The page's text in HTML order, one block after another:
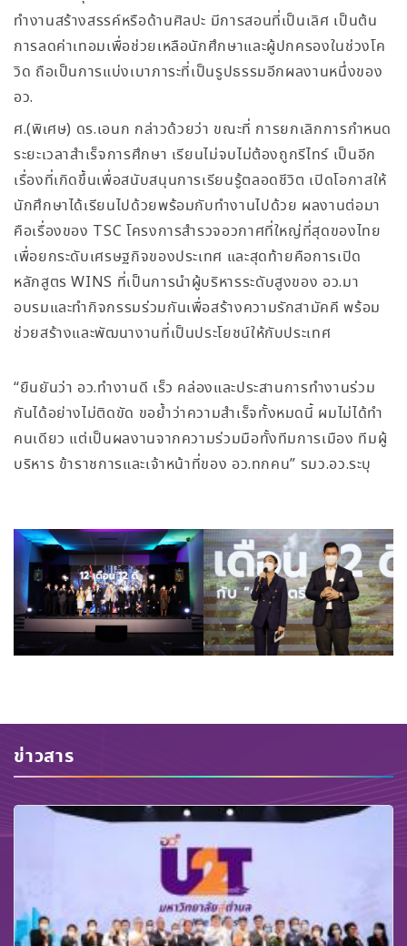
ทำงานสร้างสรรค์หรือด้านศิลปะ มีการสอนที่เป็นเลิศ เป็นต้น
การลดค่าเทอมเพื่อช่วยเหลือนักศึกษาและผู้ปกครองในช่วงโค
วิด ถือเป็นการแบ่งเบาภาระที่เป็นรูปธรรมอีกผลงานหนึ่งของ
อว.
ศ.(พิเศษ) ดร.เอนก กล่าวด้วยว่า ขณะที่ การยกเลิกการกำหนด
ระยะเวลาสำเร็จการศึกษา เรียนไม่จบไม่ต้องถูกรีไทร์ เป็นอีก
เรื่องที่เกิดขึ้นเพื่อสนับสนุนการเรียนรู้ตลอดชีวิต เปิดโอกาสให้
นักศึกษาได้เรียนไปด้วยพร้อมกับทำงานไปด้วย ผลงานต่อมา
คือเรื่องของ TSC โครงการสำรวจอวกาศที่ใหญ่ที่สุดของไทย
เพื่อยกระดับเศรษฐกิจของประเทศ และสุดท้ายคือการเปิด
หลักสูตร WINS ที่เป็นการนำผู้บริหารระดับสูงของ อว.มา
อบรมและทำกิจกรรมร่วมกันเพื่อสร้างความรักสามัคคี พร้อม
ช่วยสร้างและพัฒนางานที่เป็นประโยชน์ให้กับประเทศ
“ยืนยันว่า อว.ทำงานดี เร็ว คล่องและประสานการทำงานร่วม
กันได้อย่างไม่ติดขัด ขอย้ำว่าความสำเร็จทั้งหมดนี้ ผมไม่ได้ทำ
คนเดียว แต่เป็นผลงานจากความร่วมมือทั้งทีมการเมือง ทีมผู้
บริหาร ข้าราชการและเจ้าหน้าที่ของ อว.ทกคน” รมว.อว.ระบุ
ข่าวสาร